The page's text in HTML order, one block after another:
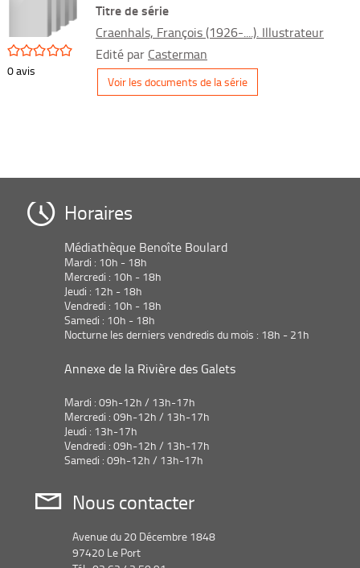
de
recherche
résultatsrésultats
de
/5
0avis
Titre de série
Craenhals, François (1926-....). Illustrateur
Edité par Casterman
Voir les documents de la série
Horaires
Médiathèque Benoîte Boulard
Mardi : 10h - 18h
Mercredi : 10h - 18h
Jeudi : 12h - 18h
Vendredi : 10h - 18h
Samedi : 10h - 18h
Nocturne les derniers vendredis du mois : 18h - 21h
Annexe de la Rivière des Galets
Mardi : 09h-12h / 13h-17h
Mercredi : 09h-12h / 13h-17h
Jeudi : 13h-17h
Vendredi : 09h-12h / 13h-17h
Samedi : 09h-12h / 13h-17h
Nous contacter
Avenue du 20 Décembre 1848
97420 Le Port